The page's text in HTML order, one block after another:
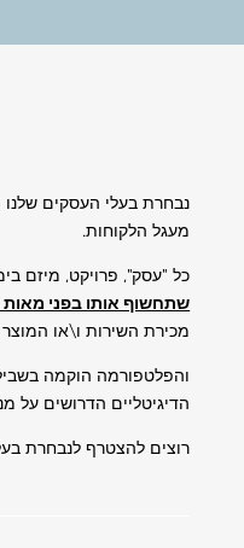
נבחרת בעלי העסקים
מעגל הלקוחות.
כל "עסק", פרויקט, מיזם
שתחשוף אותו בפני מאות
מכירת השירות ו\או
והפלטפורמה הוקמה
הדיגיטליים הדרושים על
רוצים להצטרף לנבחרת